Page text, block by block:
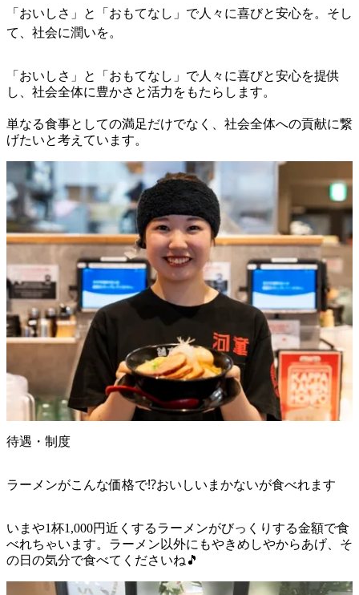
「おいしさ」と「おもてなし」で人々に喜びと安心を。そし
て、社会に潤いを。
「おいしさ」と「おもてなし」で人々に喜びと安心を提供
し、社会全体に豊かさと活力をもたらします。
単なる食事としての満足だけでなく、社会全体への貢献に繋
げたいと考えています。
待遇・制度
ラーメンがこんな価格で⁉︎おいしいまかないが食べれます
いまや1杯1,000円近くするラーメンがびっくりする金額で食
べれちゃいます。ラーメン以外にもやきめしやからあげ、そ
の日の気分で食べてくださいね🎵